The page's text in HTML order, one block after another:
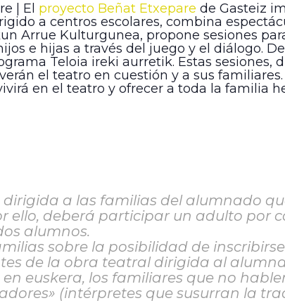
| El proyecto Beñat Etxepare de Gasteiz
a centros escolares, combina
Arrue Kulturgunea, propone sesiones
e hijas a través del juego y el diálogo.
Teloia ireki aurretik. Estas sesiones,
el teatro en cuestión y a sus
en el teatro y ofrecer a toda la familia
a las familias del alumnado
ello, deberá participar un adulto por
alumnos.
sobre la posibilidad de
de la obra teatral dirigida al
euskera, los familiares que no
(intérpretes que susurran la